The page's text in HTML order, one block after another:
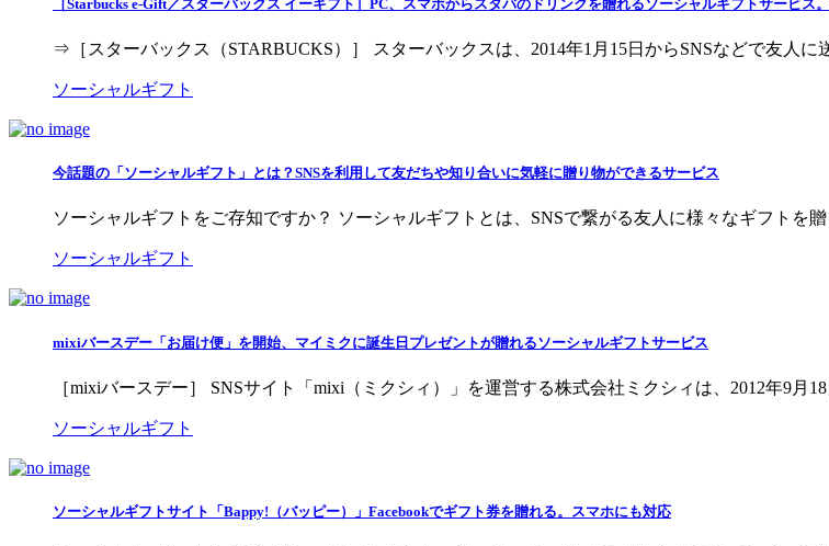
［Starbucks e-Gift／スターバックス イーギフト］PC、スマホからスタバのドリンクを贈れるソーシャルギフトサービス
⇒［スターバックス（STARBUCKS）］ スターバックスは、2014年1月15日からSNSなどで友人に
ソーシャルギフト
今話題の「ソーシャルギフト」とは？SNSを利用して友だちや知り合いに気軽に贈り物ができるサービス
ソーシャルギフトをご存知ですか？ ソーシャルギフトとは、SNSで繋がる友人に様々なギフトを
ソーシャルギフト
mixiバースデー「お届け便」を開始、マイミクに誕生日プレゼントが贈れるソーシャルギフトサービス
［mixiバースデー］ SNSサイト「mixi（ミクシィ）」を運営する株式会社ミクシィは、2012年9月
ソーシャルギフト
ソーシャルギフトサイト「Bappy!（バッピー）」Facebookでギフト券を贈れる。スマホにも対応